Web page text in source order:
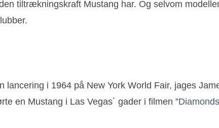
tiltrækningskraft Mustang har. Og selvom
i 1964 på New York World Fair, jages
en Mustang i Las Vegas´ gader i filmen ”